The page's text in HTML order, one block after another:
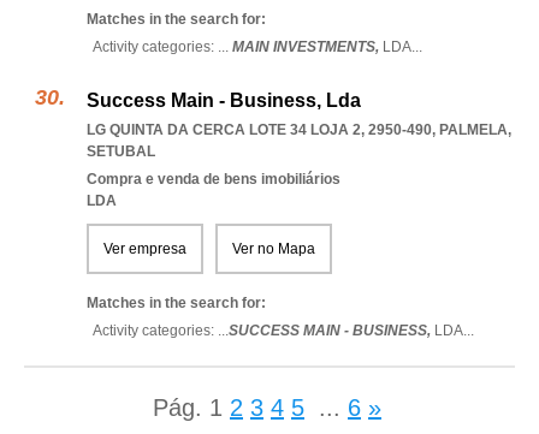
Matches in the search for:
Activity categories: ... MAIN INVESTMENTS, LDA...
Success Main - Business, Lda
LG QUINTA DA CERCA LOTE 34 LOJA 2, 2950-490, PALMELA,
SETUBAL
Compra e venda de bens imobiliários
LDA
Ver empresa Ver no Mapa
Matches in the search for:
Activity categories: ...SUCCESS MAIN - BUSINESS, LDA...
Pág. 1 2 3 4 5 ... 6 »